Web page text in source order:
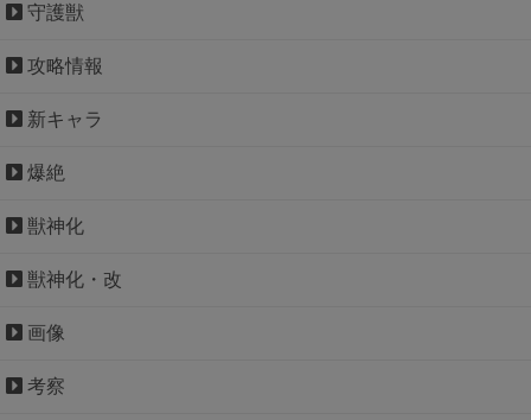
守護獣
攻略情報
新キャラ
爆絶
獣神化
獣神化・改
画像
考察